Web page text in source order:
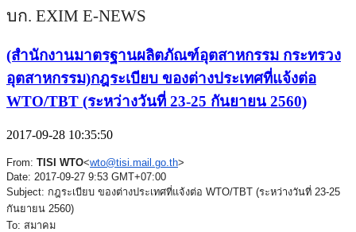
บก. EXIM E-NEWS
(สำนักงานมาตรฐานผลิตภัณฑ์อุตสาหกรรม กระทรวง
อุตสาหกรรม)กฎระเบียบ ของต่างประเทศที่แจ้งต่อ
WTO/TBT (ระหว่างวันที่ 23-25 กันยายน 2560)
2017-09-28 10:35:50
From: TISI WTO<wto@tisi.mail.go.th>
Date: 2017-09-27 9:53 GMT+07:00
Subject: กฎระเบียบ ของต่างประเทศที่แจ้งต่อ WTO/TBT (ระหว่างวันที่ 23-25
กันยายน 2560)
To: สมาคม